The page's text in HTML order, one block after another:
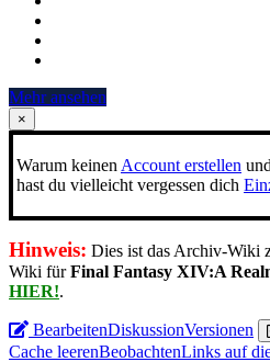
Mehr ansehen
×
Warum keinen Account erstellen und
hast du vielleicht vergessen dich
Hinweis: Dies ist das Archiv-Wiki
Wiki fürFinal Fantasy XIV:A
HIER!.
BearbeitenDiskussionVersionen
Cache leerenBeobachtenLinks auf